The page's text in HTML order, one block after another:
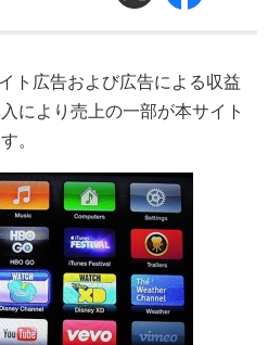
ト広告および広告による収益
により売上の一部が本サイト
。